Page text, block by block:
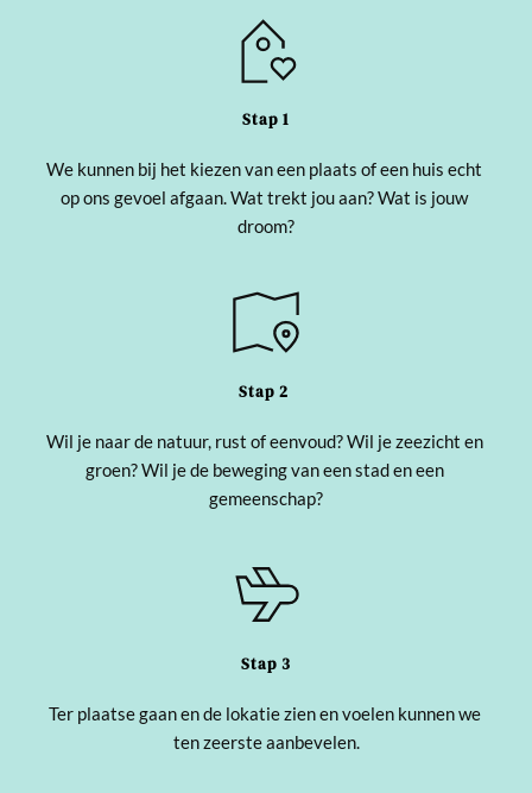
Stap 1
We kunnen bij het kiezen van een plaats of een huis echt
op ons gevoel afgaan. Wat trekt jou aan? Wat is jouw
droom?
Stap 2
Wil je naar de natuur, rust of eenvoud? Wil je zeezicht en
groen? Wil je de beweging van een stad en een
gemeenschap?
Stap 3
Ter plaatse gaan en de lokatie zien en voelen kunnen we
ten zeerste aanbevelen.